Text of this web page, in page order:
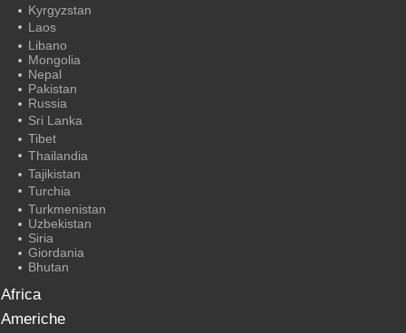
Kyrgyzstan
Laos
Libano
Mongolia
Nepal
Pakistan
Russia
Sri Lanka
Tibet
Thailandia
Tajikistan
Turchia
Turkmenistan
Uzbekistan
Siria
Giordania
Bhutan
Africa
Americhe